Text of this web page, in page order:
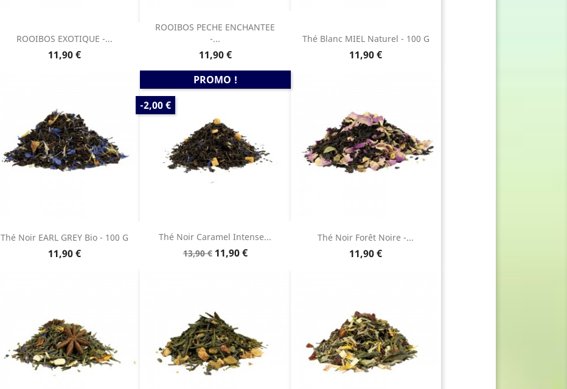
ROOIBOS EXOTIQUE -...
Prix
11,90 €
ROOIBOS PECHE ENCHANTEE
-...
Prix
11,90 €
Thé Blanc MIEL Naturel - 100 G
Prix
11,90 €
Thé Noir EARL GREY Bio - 100 G
Prix
11,90 €
Thé Noir Caramel Intense...
Prix
13,90 € Prix
11,90 €
PROMO !
PRIX
DE
-2,00 €
Thé Noir Forêt Noire -...
Prix
11,90 €